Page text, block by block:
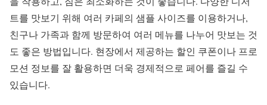
트를 맛보기 위해 여러 카페의 샘플 사이즈를 이용하거나,
친구나 가족과 함께 방문하여 여러 메뉴를 나누어 맛보는 것
도 좋은 방법입니다. 현장에서 제공하는 할인 쿠폰이나 프로
모션 정보를 잘 활용하면 더욱 경제적으로 페어를 즐길 수
있습니다.